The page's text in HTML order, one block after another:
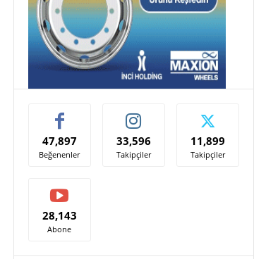
47,897
Beğenenler
33,596
Takipçiler
11,899
Takipçiler
28,143
Abone